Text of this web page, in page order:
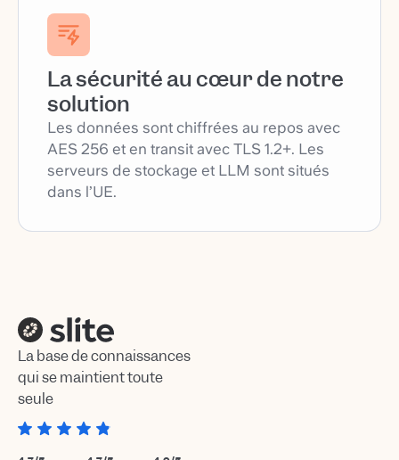
La sécurité au cœur de notre
solution
Les données sont chiffrées au repos avec
AES 256 et en transit avec TLS 1.2+. Les
serveurs de stockage et LLM sont situés
dans l’UE.
La base de connaissances
qui se maintient toute
seule